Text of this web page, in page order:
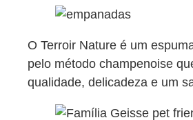
O Terroir Nature é um
pelo método champenoise
qualidade, delicadeza e um